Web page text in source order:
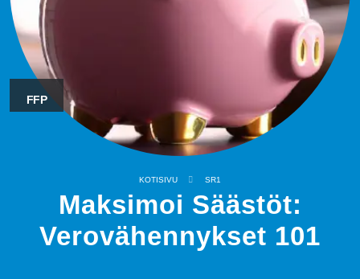
FFP
KOTISIVU SR1
Maksimoi Säästöt:
Verovähennykset 101